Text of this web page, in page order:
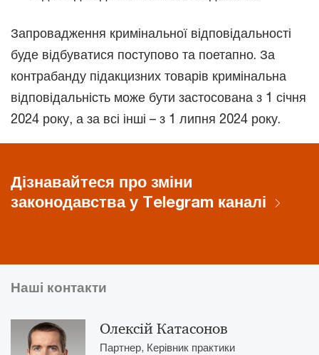
Запровадження кримінальної відповідальності
буде відбуватися поступово та поетапно. За
контрабанду підакцизних товарів кримінальна
відповідальність може бути застосована з 1 січня
2024 року, а за всі інші – з 1 липня 2024 року.
Дізнавайтеся про зміни
законодавства у Telegram каналі
Наші контакти
Олексій Катасонов
Партнер, Керівник практики